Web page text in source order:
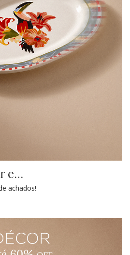
e…
achados!